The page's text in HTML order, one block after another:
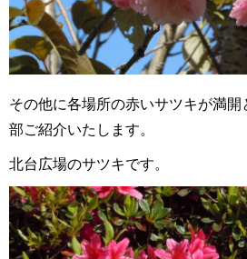
その他に各場所の赤いサツキが満
部ご紹介いたします。
北台広場のサツキです。